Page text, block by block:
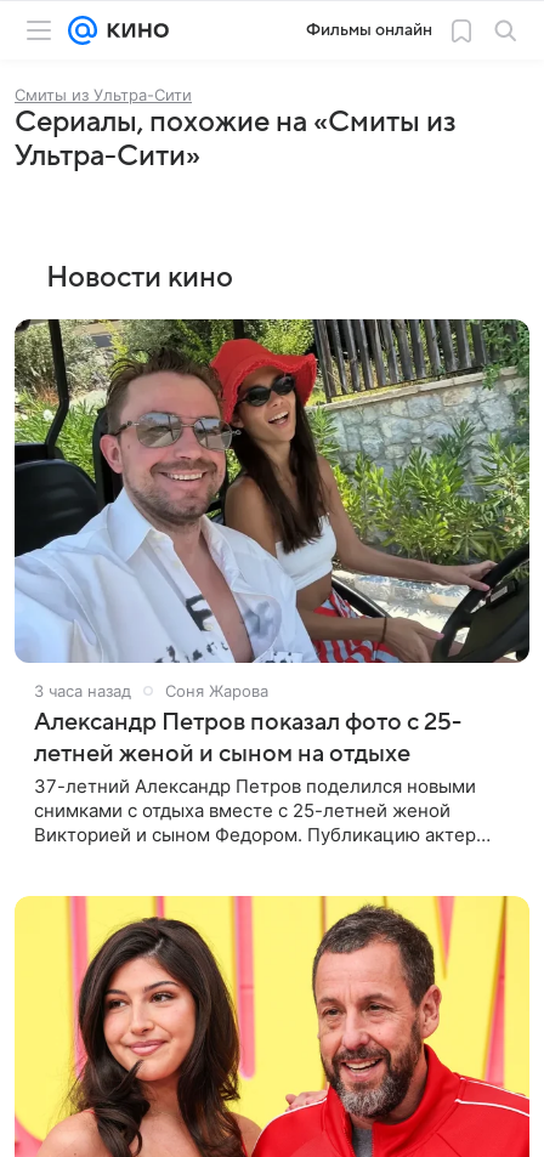
Фильмы онлайн
Смиты из Ультра-Сити
Сериалы, похожие на «Смиты из
Ультра-Сити»
Новости кино
3 часа назад Соня Жарова
Александр Петров показал фото с 25-
летней женой и сыном на отдыхе
37-летний Александр Петров поделился новыми
снимками с отдыха вместе с 25-летней женой
Викторией и сыном Федором. Публикацию актер